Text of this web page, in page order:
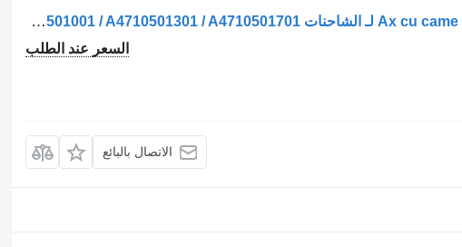
عمود الكامات Ax cu came / Arbore cu came لـ الشاحنات Mercedes-Benz A4710501001 / A4710501301 / A4710501701
السعر عند الطلب
الاتصال بالبائع